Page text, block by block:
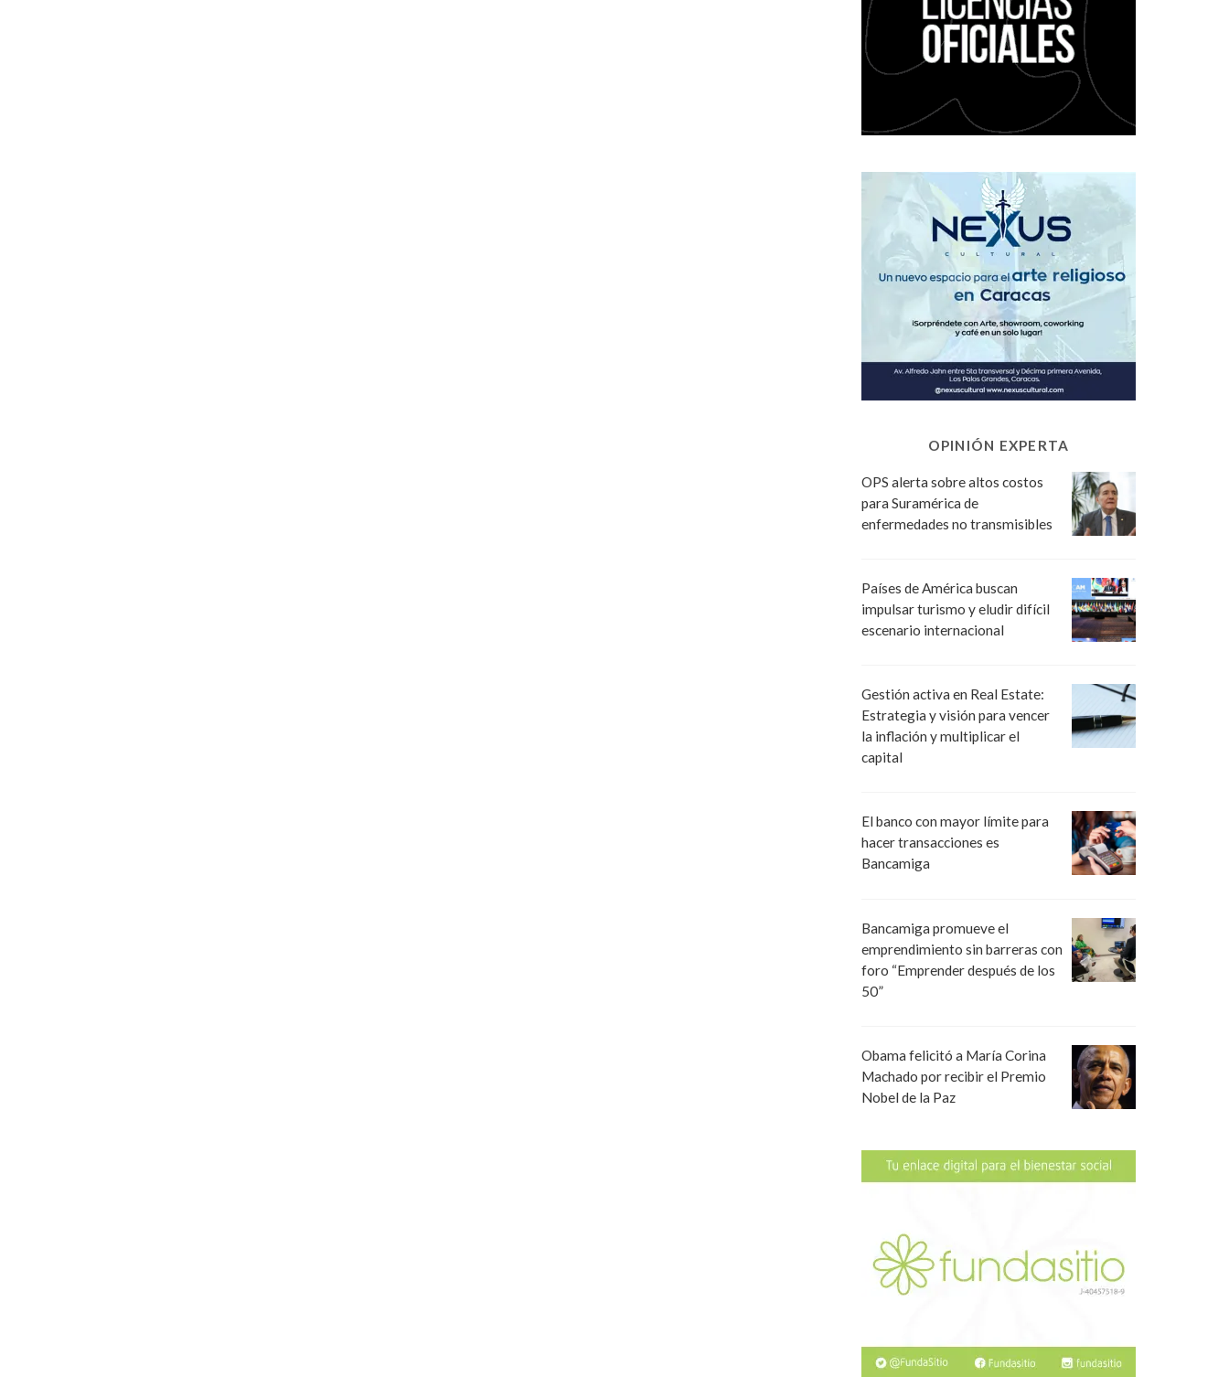
OPINIÓN EXPERTA
OPS alerta sobre altos costos
para Suramérica de
enfermedades no transmisibles
Países de América buscan
impulsar turismo y eludir difícil
escenario internacional
Gestión activa en Real Estate:
Estrategia y visión para vencer
la inflación y multiplicar el
capital
El banco con mayor límite para
hacer transacciones es
Bancamiga
Bancamiga promueve el
emprendimiento sin barreras con
foro “Emprender después de los
50”
Obama felicitó a María Corina
Machado por recibir el Premio
Nobel de la Paz